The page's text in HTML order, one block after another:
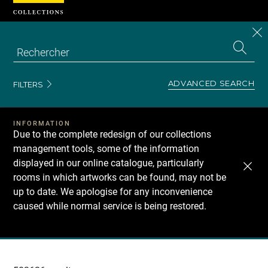
FILTERS ADVANCED SEARCH
INFORMATION
Due to the complete redesign of our collections
management tools, some of the information
displayed in our online catalogue, particularly
rooms in which artworks can be found, may not be
up to date. We apologise for any inconvenience
caused while normal service is being restored.
Recherche
Cookies management panel